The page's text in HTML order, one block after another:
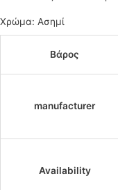
Χρώμα: Ασημί
Βάρος
manufacturer
Availability